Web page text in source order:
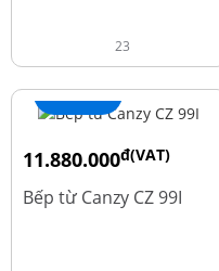
23
+ Thêm
11.880.000đ(VAT)
13.980.000
Bếp từ Canzy CZ 99I